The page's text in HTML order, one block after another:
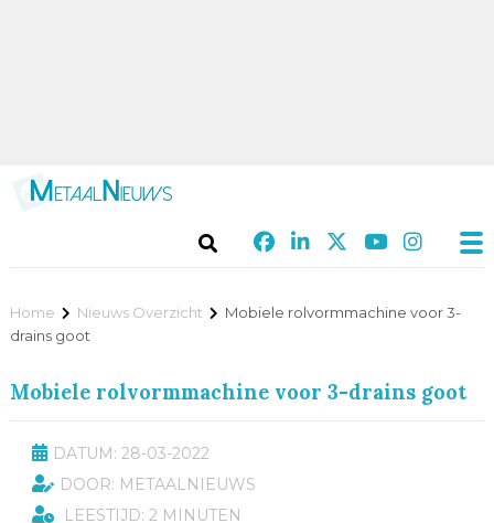
Home Nieuws Overzicht
Mobiele rolvormmachine voor 3-
drains goot
Mobiele rolvormmachine voor 3-drains goot
DATUM: 28-03-2022
DOOR: METAALNIEUWS
LEESTIJD: 2 MINUTEN